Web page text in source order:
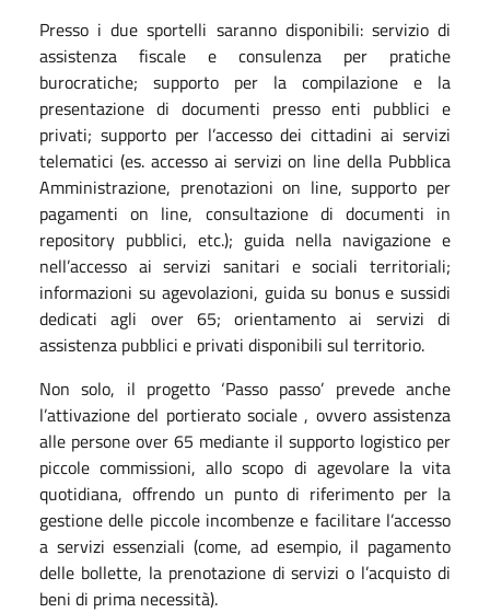
Presso i due sportelli saranno disponibili: servizio di
assistenza fiscale e consulenza per pratiche
burocratiche; supporto per la compilazione e la
presentazione di documenti presso enti pubblici e
privati; supporto per l’accesso dei cittadini ai servizi
telematici (es. accesso ai servizi on line della Pubblica
Amministrazione, prenotazioni on line, supporto per
pagamenti on line, consultazione di documenti in
repository pubblici, etc.); guida nella navigazione e
nell’accesso ai servizi sanitari e sociali territoriali;
informazioni su agevolazioni, guida su bonus e sussidi
dedicati agli over 65; orientamento ai servizi di
assistenza pubblici e privati disponibili sul territorio.
Non solo, il progetto ‘Passo passo’ prevede anche
l’attivazione del portierato sociale , ovvero assistenza
alle persone over 65 mediante il supporto logistico per
piccole commissioni, allo scopo di agevolare la vita
quotidiana, offrendo un punto di riferimento per la
gestione delle piccole incombenze e facilitare l’accesso
a servizi essenziali (come, ad esempio, il pagamento
delle bollette, la prenotazione di servizi o l’acquisto di
beni di prima necessità).